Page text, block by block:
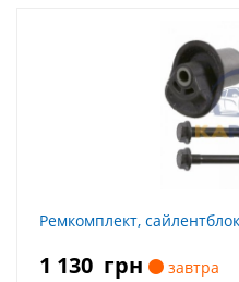
Ремкомплект,
1 130 грн
завтра